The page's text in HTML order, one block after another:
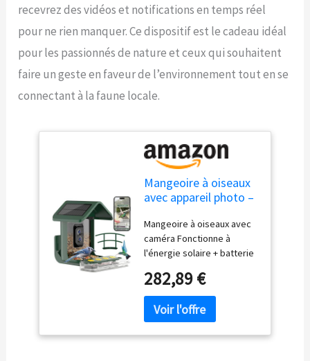
recevrez des vidéos et notifications en temps réel
pour ne rien manquer. Ce dispositif est le cadeau idéal
pour les passionnés de nature et ceux qui souhaitent
faire un geste en faveur de l’environnement tout en se
connectant à la faune locale.
Mangeoire à oiseaux
avec appareil photo –
l'énergie solaire, Ai
Smart Capture
automatique des
oiseaux vidéo et
notifications –
Cadeau pour les
amoureux des
Mangeoire à oiseaux avec
caméra Fonctionne à
l'énergie solaire + batterie
inquiétez plus que cette
mangeoire à oiseaux
intelligente avec caméra
soit à court d'énergie. La
mangeoire solaire pour
282,89 €